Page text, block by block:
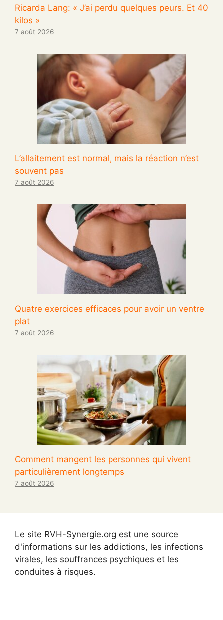
Ricarda Lang: « J’ai perdu quelques peurs. Et 40
kilos »
7 août 2026
L’allaitement est normal, mais la réaction n’est
souvent pas
7 août 2026
Quatre exercices efficaces pour avoir un ventre
plat
7 août 2026
Comment mangent les personnes qui vivent
particulièrement longtemps
7 août 2026
Le site RVH-Synergie.org est une source
d'informations sur les addictions, les infections
virales, les souffrances psychiques et les
conduites à risques.